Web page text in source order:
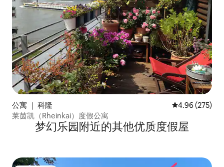
公寓 ｜ 科隆 平均评分 4.96
4.96 (275)
莱茵凯（Rheinkai）度假公寓
梦幻乐园附近的其他优质度假屋